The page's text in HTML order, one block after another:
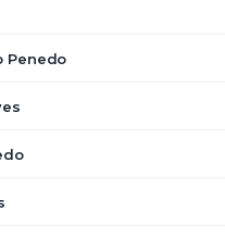
Penedo